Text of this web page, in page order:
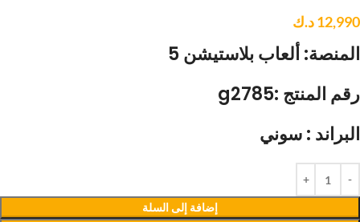
12,990د.ك
المنصة: ألعاب بلاستيشن 5
رقم المنتج :g2785
البراند : سوني
إضافة إلى السلة